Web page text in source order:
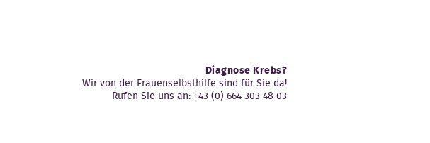
Diagnose Krebs?
Wir von der Frauenselbsthilfe sind für Sie da!
Rufen Sie uns an: +43 (0) 664 303 48 03